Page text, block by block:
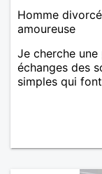
Homme
amoureuse
Je cherche
échanges des
simples qui